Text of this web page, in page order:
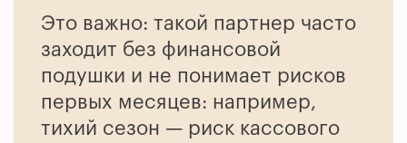
Это важно: такой партнер часто
заходит без финансовой
подушки и не понимает рисков
первых месяцев: например,
тихий сезон — риск кассового